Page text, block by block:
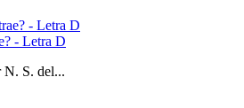
- Letra D
N. S. del...